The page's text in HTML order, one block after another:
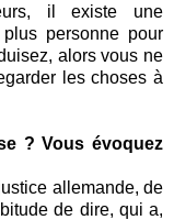
il existe une
personne pour
alors vous ne
les choses à
? Vous évoquez
allemande, de
de dire, qui a,